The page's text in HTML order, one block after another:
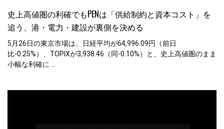
史上高値圏の利確でもPENは「供給制約と資本コスト」を
追う、港・電力・建設が裏側を決める
5月26日の東京市場は、日経平均が64,996.09円（前日
比-0.25%）、TOPIXが3,938.46（同-0.10%）と、史上高値圏のまま
小幅な利確に ...